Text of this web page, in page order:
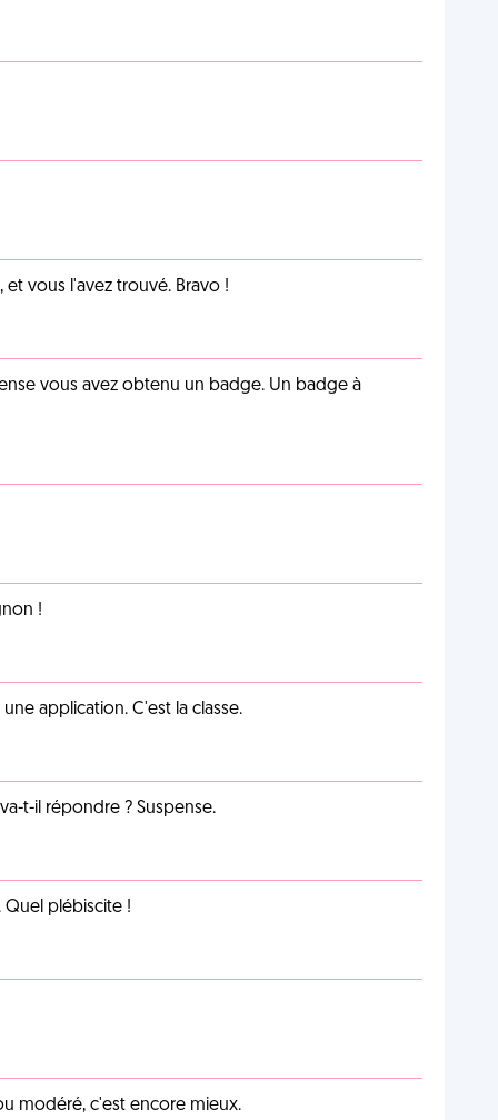
vous l'avez trouvé. Bravo !
vous avez obtenu un badge. Un badge à
!
application. C'est la classe.
t-il répondre ? Suspense.
Quel plébiscite !
modéré, c'est encore mieux.